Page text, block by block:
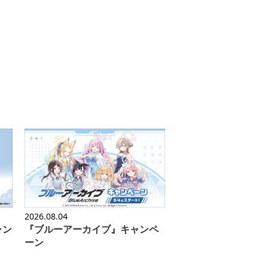
ン
2026.08.04
『ブルーアーカイブ』キャンペ
ーン